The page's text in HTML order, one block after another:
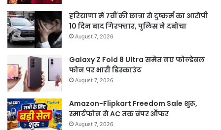
हरियाणा में 7वीं की छात्रा से दुष्कर्म का आरोपी
10 दिन बाद गिरफ्तार, पुलिस ने दबोचा
August 7, 2026
Galaxy Z Fold 8 Ultra समेत नए फोल्डेबल
फोन पर भारी डिस्काउंट
August 7, 2026
Amazon-Flipkart Freedom Sale शुरू,
स्मार्टफोन से AC तक बंपर ऑफर
August 7, 2026